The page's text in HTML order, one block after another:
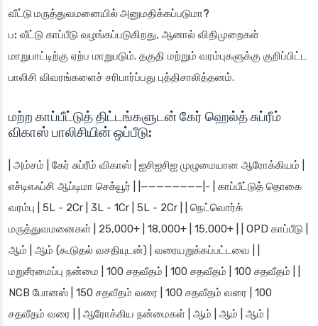
வீட்டு மருத்துவமனையில் அனுமதிக்கப்படுமா?
ப: வீட்டு காப்பீடு வழங்கப்படுகிறது, ஆனால் விதிமுறைகள்
மாறுபாட்டிற்கு ஏற்ப மாறுபடும். தகுதி மற்றும் வரம்புகளுக்கு குறிப்பிட்ட
பாலிசி விவரங்களைச் சரிபார்ப்பது புத்திசாலித்தனம்.
மற்ற காப்பீட்டுத் திட்டங்களுடன் கேர் ஹெல்த் சுப்ரீம்
விகாஸ் பாலிசியின் ஒப்பீடு:
| அம்சம் | கேர் சுப்ரீம் விகாஸ் | ஐசிஐசிஐ முழுமையான ஆரோக்கியம் |
எச்டிஎஃப்சி ஆப்டிமா செக்யூர் | |————————|- | காப்பீட்டுத் தொகை
வரம்பு | 5L - 2Cr | 3L - 1Cr | 5L - 2Cr | | நெட்வொர்க்
மருத்துவமனைகள் | 25,000+ | 18,000+ | 15,000+ | | OPD காப்பீடு |
ஆம் | ஆம் (கூடுதல் வசதியுடன்) | வரையறுக்கப்பட்டவை | |
மறுசீரமைப்பு நன்மை | 100 சதவீதம் | 100 சதவீதம் | 100 சதவீதம் | |
NCB போனஸ் | 150 சதவீதம் வரை | 100 சதவீதம் வரை | 100
சதவீதம் வரை | | ஆரோக்கிய நன்மைகள் | ஆம் | ஆம் | ஆம் |